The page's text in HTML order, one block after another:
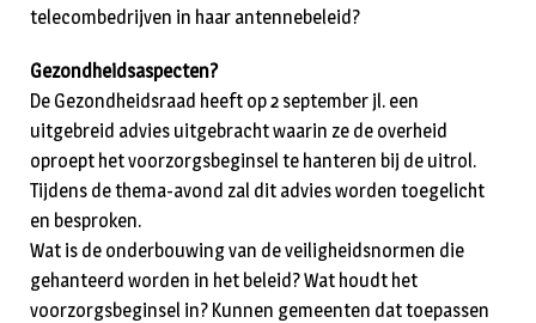
telecombedrijven in haar antennebeleid?
Gezondheidsaspecten?
De Gezondheidsraad heeft op 2 september jl. een
uitgebreid advies uitgebracht waarin ze de overheid
oproept het voorzorgsbeginsel te hanteren bij de uitrol.
Tijdens de thema-avond zal dit advies worden toegelicht
en besproken.
Wat is de onderbouwing van de veiligheidsnormen die
gehanteerd worden in het beleid? Wat houdt het
voorzorgsbeginsel in? Kunnen gemeenten dat toepassen